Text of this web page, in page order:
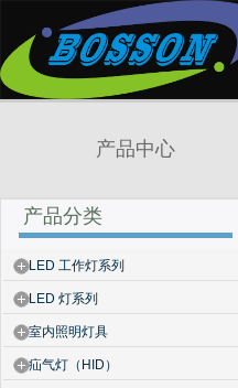
产品中心
产品分类
LED 工作灯系列
LED 灯系列
室内照明灯具
疝气灯（HID）